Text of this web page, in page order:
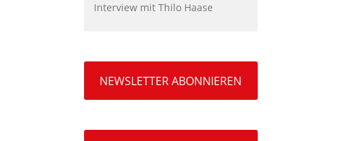
Interview mit Thilo Haase
NEWSLETTER ABONNIEREN